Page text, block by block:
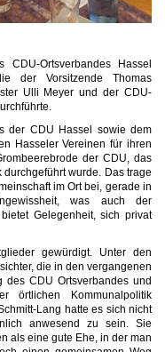
Ortsverbandes Hassel
der Vorsitzende Thomas
Ulli Meyer und der CDU-
der CDU Hassel sowie dem
Hasseler Vereinen für ihren
der CDU, das
wurde. Das trage
im Ort bei, gerade in
was auch der
Gelegenheit, sich privat
gewürdigt. Unter den
die in den vergangenen
CDU Ortsverbandes und
Kommunalpolitik
Lang hatte es sich nicht
anwesend zu sein. Sie
als eine gute Ehe, in der man